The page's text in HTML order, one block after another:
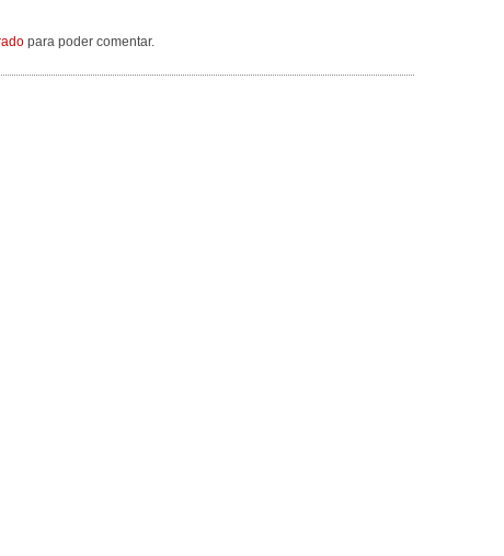
para poder comentar.